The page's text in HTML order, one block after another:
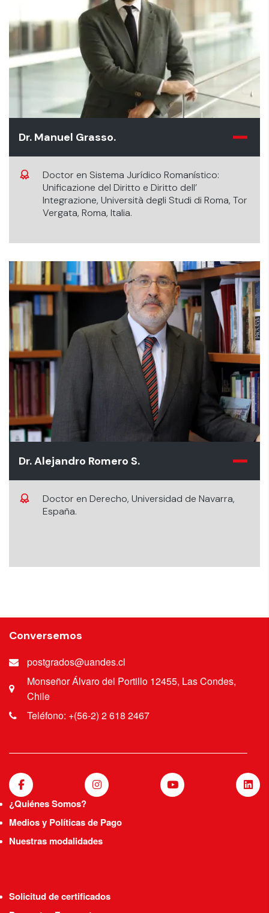
Dr. Manuel Grasso.
Doctor en Sistema Jurídico Romanístico:
Unificazione del Diritto e Diritto dell’
Integrazione, Università degli Studi di Roma, Tor
Vergata, Roma, Italia.
Dr. Alejandro Romero S.
Doctor en Derecho, Universidad de Navarra,
España.
Conversemos
postgrados@uandes.cl
Monseñor Álvaro del Portillo 12455, Las Condes,
Chile
Teléfono: +(56-2) 2 618 2467
¿Quiénes Somos?
Medios y Políticas de Pago
Nuestras modalidades
Solicitud de certificados